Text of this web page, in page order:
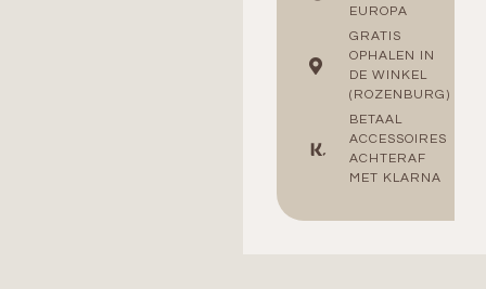
EUROPA
GRATIS
OPHALEN IN
DE WINKEL
(ROZENBURG)
BETAAL
ACCESSOIRES
ACHTERAF
MET KLARNA